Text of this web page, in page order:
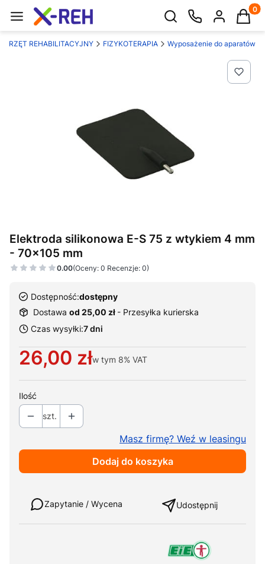
Otwórz wyszukiwarkę
SPRZĘT REHABILITACYJNY FIZYKOTERAPIA Wyposażenie do aparatów
Elektroda silikonowa E-S 75 z wtykiem 4 mm
- 70x105 mm
0.00(Oceny: 0 Recenzje: 0)
Dostępność:dostępny
Dostawa od 25,00 zł - Przesyłka kurierska
Czas wysyłki:7 dni
Cena
26,00 złw tym 8% VAT
Ilość
szt.
Masz firmę? Weź w leasingu
Dodaj do koszyka
Zapytanie / Wycena Udostępnij